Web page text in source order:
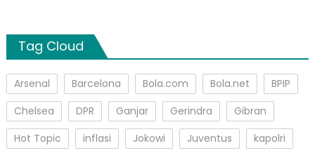
Tag Cloud
Arsenal Barcelona Bola.com Bola.net
BPIP
Chelsea
DPR Ganjar Gerindra
Gibran
Hot Topic
inflasi Jokowi Juventus
kapolri